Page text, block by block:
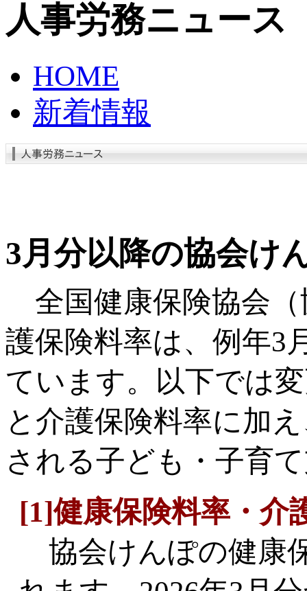
人事労務ニュース
HOME
新着情報
3月分以降の協会け
全国健康保険協会（
護保険料率は、例年3
ています。以下では
と介護保険料率に加
される子ども・子育
[1]健康保険料率・介
協会けんぽの健康